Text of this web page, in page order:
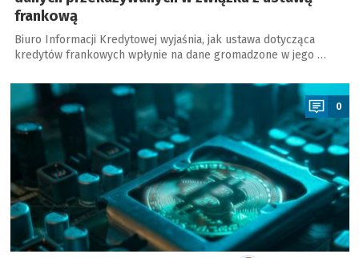
frankową
Biuro Informacji Kredytowej wyjaśnia, jak ustawa dotycząca
kredytów frankowych wpłynie na dane gromadzone w jego …
a
0